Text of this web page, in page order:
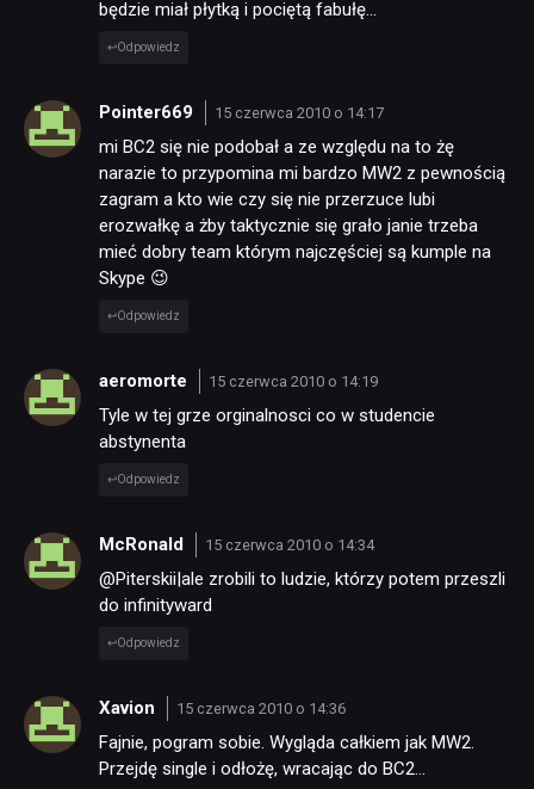
będzie miał płytką i pociętą fabułę…
Odpowiedz
Pointer669 15 czerwca 2010 o 14:17
mi BC2 się nie podobał a ze względu na to żę
narazie to przypomina mi bardzo MW2 z pewnością
zagram a kto wie czy się nie przerzuce lubi
erozwałkę a żby taktycznie się grało janie trzeba
mieć dobry team którym najczęściej są kumple na
Skype 😉
Odpowiedz
aeromorte 15 czerwca 2010 o 14:19
Tyle w tej grze orginalnosci co w studencie
abstynenta
Odpowiedz
McRonald 15 czerwca 2010 o 14:34
@Piterskii|ale zrobili to ludzie, którzy potem przeszli
do infinityward
Odpowiedz
Xavion 15 czerwca 2010 o 14:36
Fajnie, pogram sobie. Wygląda całkiem jak MW2.
Przejdę single i odłożę, wracając do BC2…